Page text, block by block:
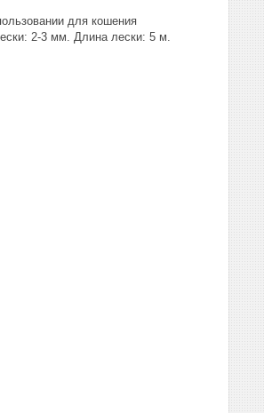
для кошения
2-3 мм. Длина лески: 5 м.